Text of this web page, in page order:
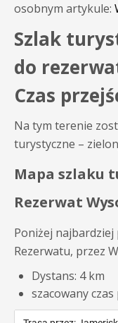
osobnym artykule:
Szlak
do
Czas
Na tym terenie
turystyczne –
Mapa szlaku
Rezerwat
Poniżej
Rezerwatu, przez
Dystans: 4 km
szacowany